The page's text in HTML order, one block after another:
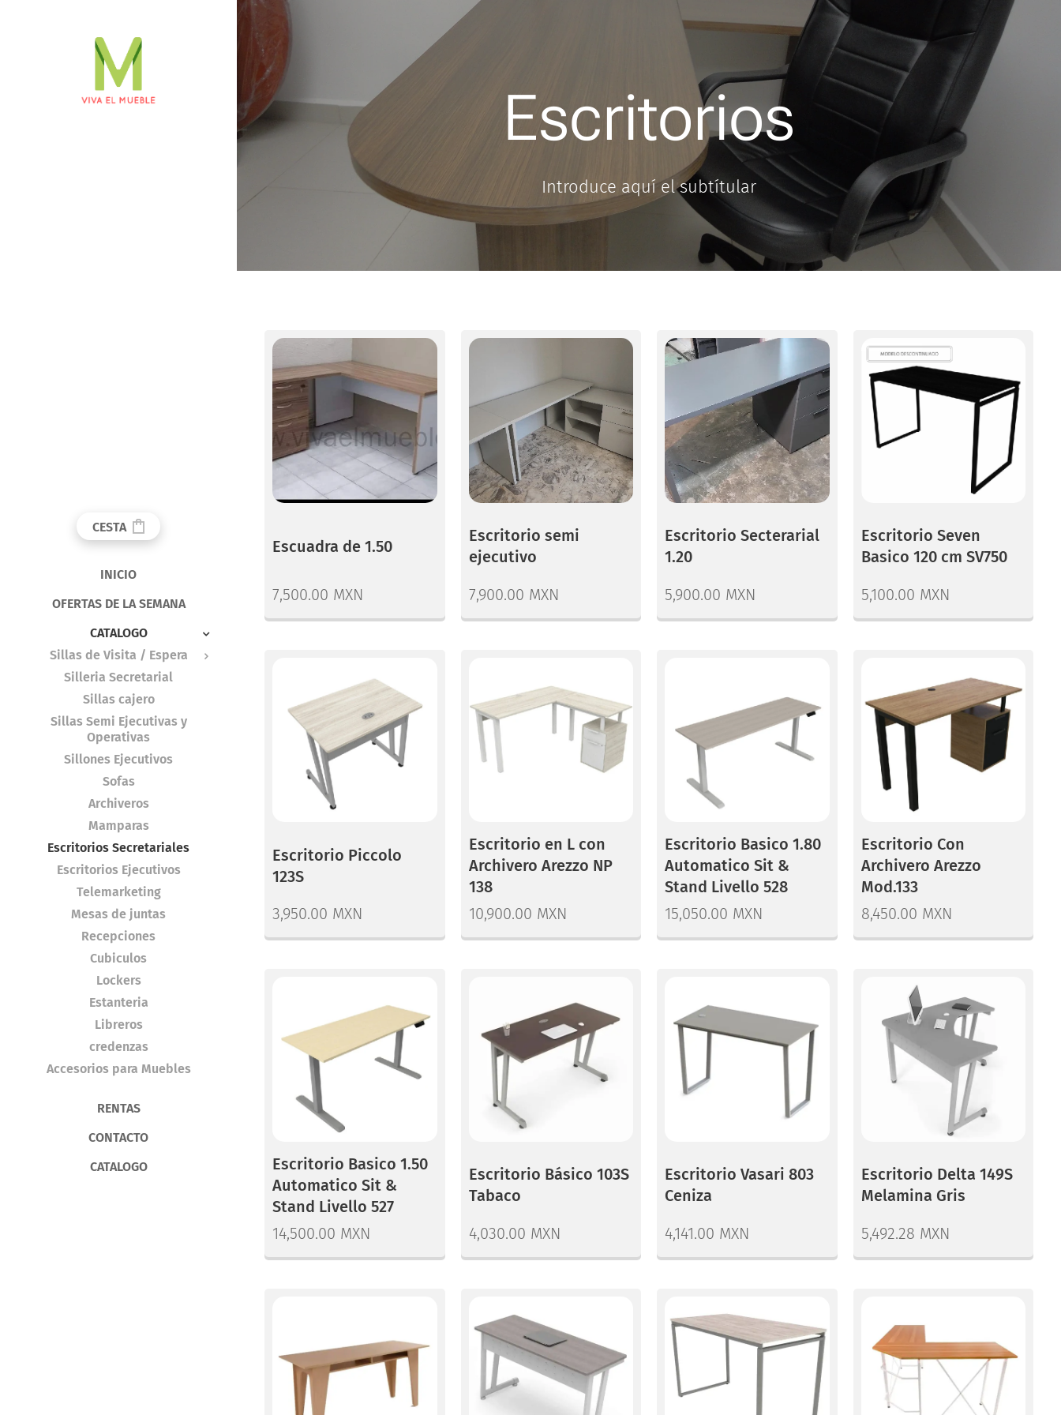
CESTA
INICIO
OFERTAS DE LA SEMANA
CATALOGO
Sillas de Visita / Espera
Silleria Secretarial
Sillas cajero
Sillas Semi Ejecutivas y
Operativas
Sillones Ejecutivos
Sofas
Archiveros
Mamparas
Escritorios Secretariales
Escritorios Ejecutivos
Telemarketing
Mesas de juntas
Recepciones
Cubiculos
Lockers
Estanteria
Libreros
credenzas
Accesorios para Muebles
RENTAS
CONTACTO
CATALOGO
Escritorios
Introduce aquí el subtítular
Escuadra de 1.50
7,500.00 MXN
Escritorio semi
ejecutivo
7,900.00 MXN
Escritorio Secterarial
1.20
5,900.00 MXN
Escritorio Seven
Basico 120 cm SV750
5,100.00 MXN
Escritorio Piccolo
123S
3,950.00 MXN
Escritorio en L con
Archivero Arezzo NP
138
10,900.00 MXN
Escritorio Basico 1.80
Automatico Sit &
Stand Livello 528
15,050.00 MXN
Escritorio Con
Archivero Arezzo
Mod.133
8,450.00 MXN
Escritorio Basico 1.50
Automatico Sit &
Stand Livello 527
14,500.00 MXN
Escritorio Básico 103S
Tabaco
4,030.00 MXN
Escritorio Vasari 803
Ceniza
4,141.00 MXN
Escritorio Delta 149S
Melamina Gris
5,492.28 MXN